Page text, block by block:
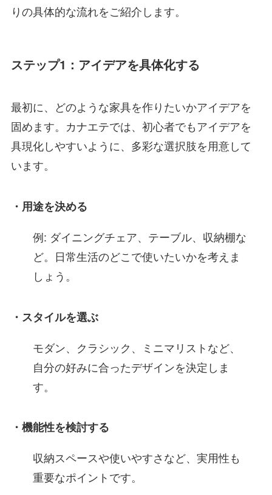
りの具体的な流れをご紹介します。
ステップ1：アイデアを具体化する
最初に、どのような家具を作りたいかアイデアを
固めます。カナエテでは、初心者でもアイデアを
具現化しやすいように、多彩な選択肢を用意して
います。
・用途を決める
例: ダイニングチェア、テーブル、収納棚な
ど。日常生活のどこで使いたいかを考えま
しょう。
・スタイルを選ぶ
モダン、クラシック、ミニマリストなど、
自分の好みに合ったデザインを決定しま
す。
・機能性を検討する
収納スペースや使いやすさなど、実用性も
重要なポイントです。